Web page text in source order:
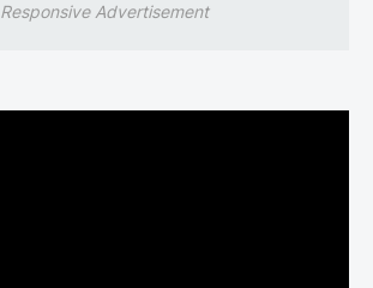
Responsive Advertisement